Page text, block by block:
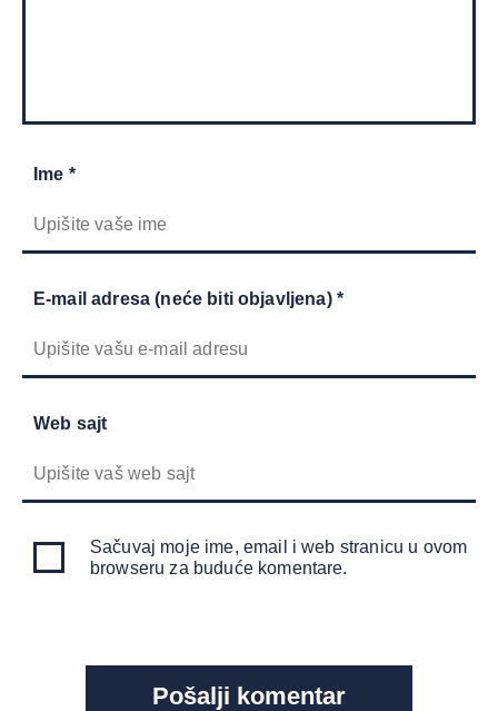
Ime *
E-mail adresa (neće biti objavljena) *
Web sajt
Sačuvaj moje ime, email i web stranicu u ovom
browseru za buduće komentare.